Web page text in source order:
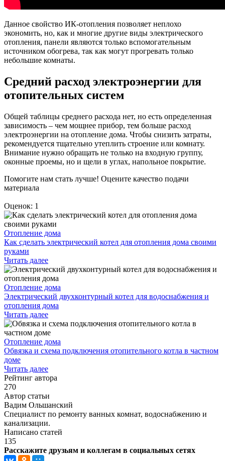
Данное свойство ИК-отопления позволяет неплохо
экономить, но, как и многие другие виды электрического
отопления, панели являются только вспомогательным
источником обогрева, так как могут прогревать только
небольшие комнаты.
Средний расход электроэнергии для
отопительных систем
Общей таблицы среднего расхода нет, но есть определенная
зависимость – чем мощнее прибор, тем больше расход
электроэнергии на отопление дома. Чтобы снизить затраты,
рекомендуется тщательно утеплить строение или комнату.
Внимание нужно обращать не только на входную группу,
оконные проемы, но и щели в углах, напольное покрытие.
Помогите нам стать лучше! Оцените качество подачи
материала
Оценок: 1
Отопление дома
Как сделать электрический котел для отопления дома своими
руками
Читать далее
Отопление дома
Электрический двухконтурный котел для водоснабжения и
отопления дома
Читать далее
Отопление дома
Обвязка и схема подключения отопительного котла в частном
доме
Читать далее
Рейтинг автора
270
Автор статьи
Вадим Ольшанский
Специалист по ремонту ванных комнат, водоснабжению и
канализации.
Написано статей
135
Расскажите друзьям и коллегам в социальных сетях